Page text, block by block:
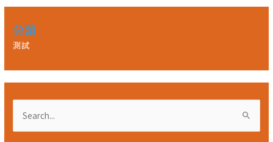
分類
測試
尋